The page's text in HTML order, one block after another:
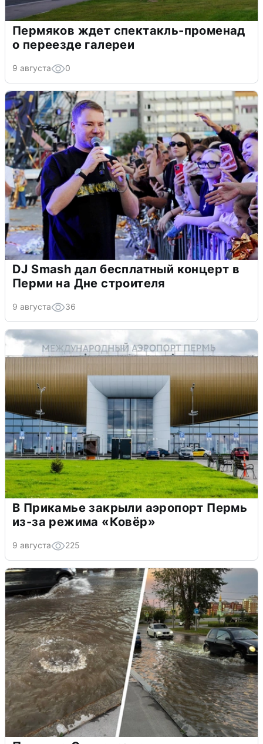
Пермяков ждет спектакль-променад
о переезде галереи
9 августа 0
DJ Smash дал бесплатный концерт в
Перми на Дне строителя
9 августа 36
В Прикамье закрыли аэропорт Пермь
из-за режима «Ковёр»
9 августа 225